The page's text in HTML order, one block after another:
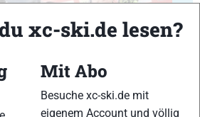
xc-ski.de lesen?
Mit Abo
Besuche xc-ski.de mit
eigenem Account und völlig